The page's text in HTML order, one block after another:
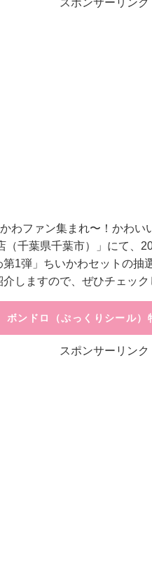
スポンサーリンク
わファン集まれ〜！かわ
（千葉県千葉市）」にて、
1弾」ちいかわセットの抽
しますので、ぜひチェック
ボンドロ（ぷっくりシール）
スポンサーリンク